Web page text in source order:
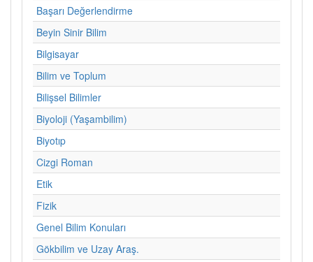
Başarı Değerlendirme
Beyin Sinir Bilim
Bilgisayar
Bilim ve Toplum
Bilişsel Bilimler
Biyoloji (Yaşambilim)
Biyotıp
Cizgi Roman
Etik
Fizik
Genel Bilim Konuları
Gökbilim ve Uzay Araş.